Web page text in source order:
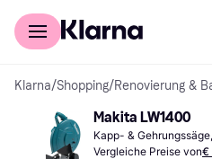
Für Shopper
Klarna/Shopping/Renovierung &
Makita LW1400
Kapp- &
Vergleiche Preise von€